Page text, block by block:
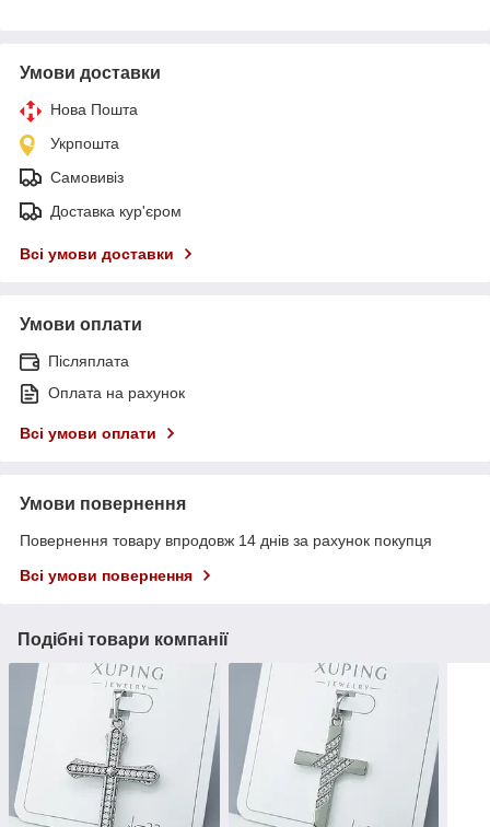
Умови доставки
Нова Пошта
Укрпошта
Самовивіз
Доставка кур'єром
Всі умови доставки
Умови оплати
Післяплата
Оплата на рахунок
Всі умови оплати
Умови повернення
Повернення товару впродовж 14 днів за рахунок покупця
Всі умови повернення
Подібні товари компанії